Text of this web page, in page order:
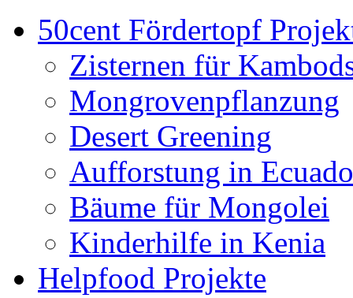
50cent Fördertopf
Zisternen für
Mongrovenpflanzung
Desert Greening
Aufforstung in
Bäume für Mongolei
Kinderhilfe in Kenia
Helpfood Projekte